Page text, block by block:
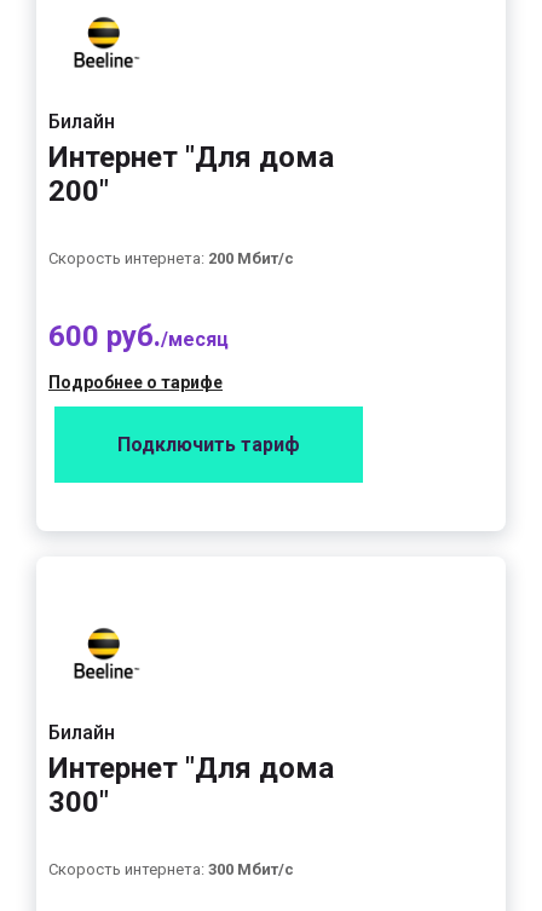
Билайн
Интернет "Для дома
200"
Скорость интернета: 200 Мбит/с
600 руб./месяц
Подробнее о тарифе
Подключить тариф
Билайн
Интернет "Для дома
300"
Скорость интернета: 300 Мбит/с